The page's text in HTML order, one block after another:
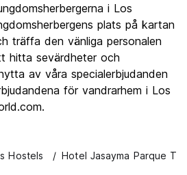
i Los
plats på kartan
träffa den vänliga personalen
hitta sevärdheter och
av våra specialerbjudanden
för vandrarhem i Los
Hostels Hotel Jasayma Parque